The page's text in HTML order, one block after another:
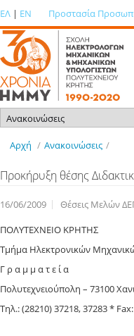
ΕΛ | EN Προστασία
Αρχή / Ανακοινώσεις /
Προκήρυξη θέσης
16/06/2009
Θέσεις Μελών
ΠΟΛΥΤΕΧΝΕΙΟ ΚΡΗΤΗΣ
Τμήμα Ηλεκτρονικών
Γ ρ α μ μ α τ ε ί α
Πολυτεχνειούπολη – 73100
Τηλ.: (28210) 37218, 37283 *